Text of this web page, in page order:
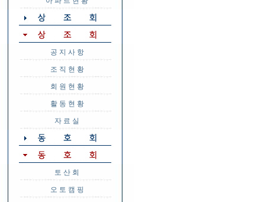
공 지 사 항
조 직 현 황
회 원 현 황
활 동 현 황
자 료 실
토 산 회
오 토 캠 핑